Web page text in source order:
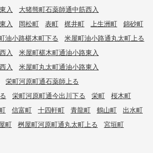
入
大猪熊町石薬師通中筋西入
入
岡松町 表町 梶井町 上生洲町
錦砂町
油小路椹木町下る
米屋町油小路通丸太町上る
入
米屋町椹木町通油小路東入
入
米屋町丸太町通油小路東入
栄町河原町通石薬師上る
栄町河原町通今出川下る 栄町
桜木町
信富町 十四軒町 青龍町 鶴山町
出水町
町 桝屋町河原町通丸太町上る
宮垣町